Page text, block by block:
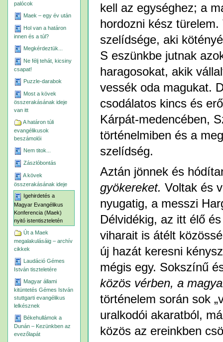
palócok
Maek – egy év után
Hol van a határon
innen és a túl?
Megkérdeztük...
Ne félj tehát, kicsiny
csapat!
Puzzle-darabok
Most a kövek
összerakásának ideje
van itt
A határon túli
evangélikusok
beszámolói
Nem titok...
Zászlóbontás
A kövek
összerakásának ideje
Igehirdetés a
Magyar Evangélikus
Konferencia (Maek)
nyitó istentiszteletén
Út a Maek
megalakulásáig – archív
cikkek
Laudáció Gémes
István tiszteletére
Magyar állami
kitüntetés Gémes István
stuttgarti evangélikus
lelkésznek
Békehullámok a
Dunán – Kezünkben az
evezőlapát
kell az egységhez; a
hordozni kész
szelídsége, aki
S eszünkbe jutnak
haragosokat, akik
vessék oda magukat.
csodálatos kincs és
Kárpát-medencében,
történelmiben és a
szelídség.
Aztán jönnek és
gyökereket. Voltak és
nyugatig, a messzi
Délvidékig, az itt élő
viharait is átélt
új hazát keresni
mégis egy. Sokszínű
közös vérben, a
történelem során sok
uralkodói akaratból,
közös az ereinkben